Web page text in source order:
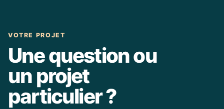
VOTRE PROJET
Une question ou
un projet
particulier ?